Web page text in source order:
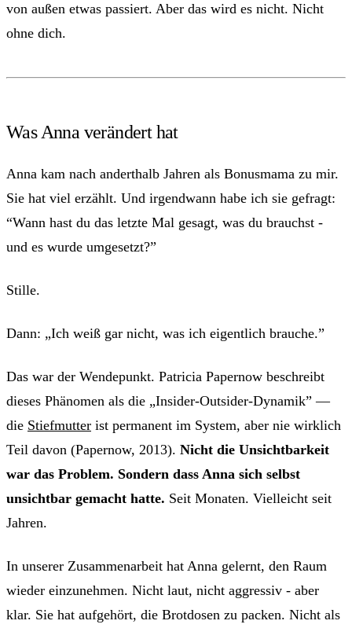
von außen etwas passiert. Aber das wird es nicht. Nicht
ohne dich.
Was Anna verändert hat
Anna kam nach anderthalb Jahren als Bonusmama zu mir.
Sie hat viel erzählt. Und irgendwann habe ich sie gefragt:
“Wann hast du das letzte Mal gesagt, was du brauchst -
und es wurde umgesetzt?”
Stille.
Dann: „Ich weiß gar nicht, was ich eigentlich brauche.”
Das war der Wendepunkt. Patricia Papernow beschreibt
dieses Phänomen als die „Insider-Outsider-Dynamik” —
die Stiefmutter ist permanent im System, aber nie wirklich
Teil davon (Papernow, 2013). Nicht die Unsichtbarkeit
war das Problem. Sondern dass Anna sich selbst
unsichtbar gemacht hatte. Seit Monaten. Vielleicht seit
Jahren.
In unserer Zusammenarbeit hat Anna gelernt, den Raum
wieder einzunehmen. Nicht laut, nicht aggressiv - aber
klar. Sie hat aufgehört, die Brotdosen zu packen. Nicht als